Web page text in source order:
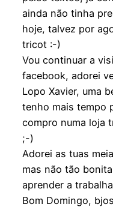
ainda não tinha
hoje, talvez por
tricot :-)
Vou continuar a
facebook, adorei
Lopo Xavier, uma
tenho mais tempo
compro numa loja
;-)
Adorei as tuas
mas não tão
aprender a
Bom Domingo,